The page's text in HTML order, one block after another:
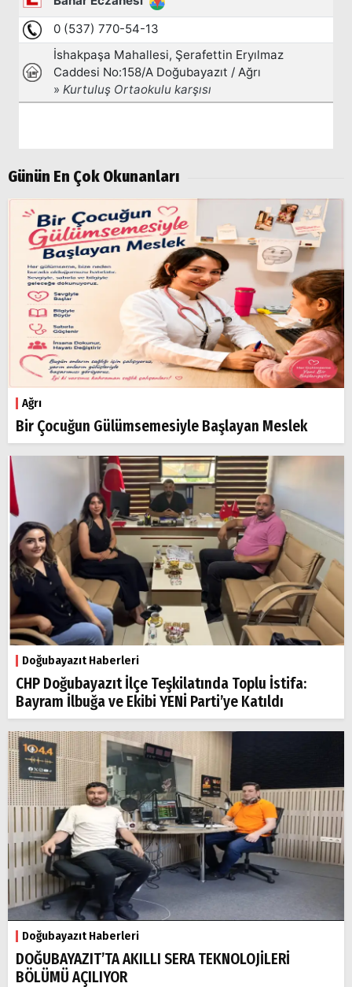
Günün En Çok Okunanları
Ağrı
Bir Çocuğun Gülümsemesiyle Başlayan Meslek
Doğubayazıt Haberleri
CHP Doğubayazıt İlçe Teşkilatında Toplu İstifa:
Bayram İlbuğa ve Ekibi YENİ Parti’ye Katıldı
Doğubayazıt Haberleri
DOĞUBAYAZIT’TA AKILLI SERA TEKNOLOJİLERİ
BÖLÜMÜ AÇILIYOR
Popüler
Aramalar:
Ağrı
Doğubayazıt